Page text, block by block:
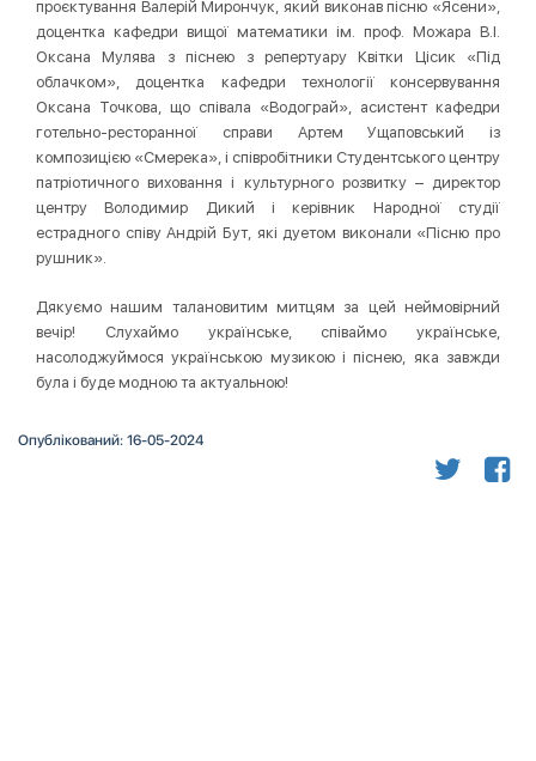
проєктування Валерій Мирончук, який виконав пісню «Ясени»,
доцентка кафедри вищої математики ім. проф. Можара В.І.
Оксана Мулява з піснею з репертуару Квітки Цісик «Під
облачком», доцентка кафедри технології консервування
Оксана Точкова, що співала «Водограй», асистент кафедри
готельно-ресторанної справи Артем Ущаповський із
композицією «Смерека», і співробітники Студентського центру
патріотичного виховання і культурного розвитку – директор
центру Володимир Дикий і керівник Народної студії
естрадного співу Андрій Бут, які дуетом виконали «Пісню про
рушник».
Дякуємо нашим талановитим митцям за цей неймовірний
вечір! Слухаймо українське, співаймо українське,
насолоджуймося українською музикою і піснею, яка завжди
була і буде модною та актуальною!
Опублікований: 16-05-2024